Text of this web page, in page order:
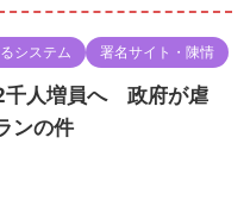
システム 署名サイト・陳情
千人増員へ 政府が虐
ンの件